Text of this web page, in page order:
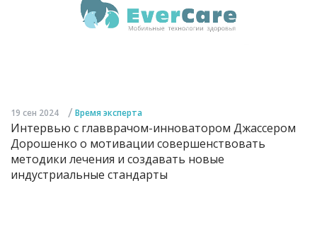
19 сен 2024 / Время эксперта
Интервью с главврачом-инноватором Джассером
Дорошенко о мотивации совершенствовать
методики лечения и создавать новые
индустриальные стандарты